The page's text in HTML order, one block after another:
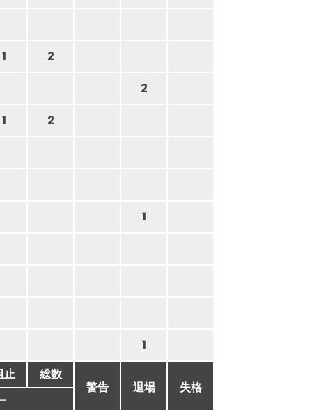
1
2
2
1
2
1
1
止
総数
警告
退場
失格